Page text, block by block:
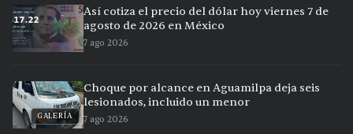
Así cotiza el precio del dólar hoy viernes 7 de
agosto de 2026 en México
7 ago 2026
GALERÍA
Choque por alcance en Aguamilpa deja seis
lesionados, incluido un menor
7 ago 2026